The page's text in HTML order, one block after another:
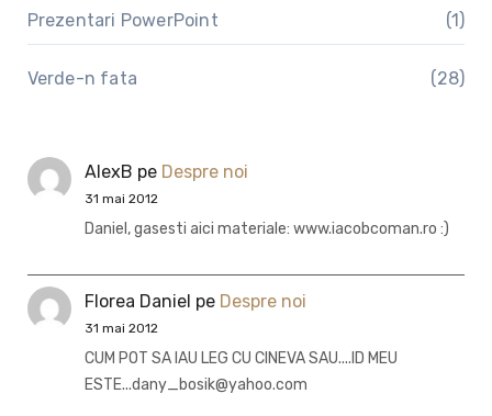
Prezentari PowerPoint (1)
Verde-n fata (28)
AlexB pe Despre noi
31 mai 2012
Daniel, gasesti aici materiale: www.iacobcoman.ro :)
Florea Daniel pe Despre noi
31 mai 2012
CUM POT SA IAU LEG CU CINEVA SAU....ID MEU
ESTE...dany_bosik@yahoo.com